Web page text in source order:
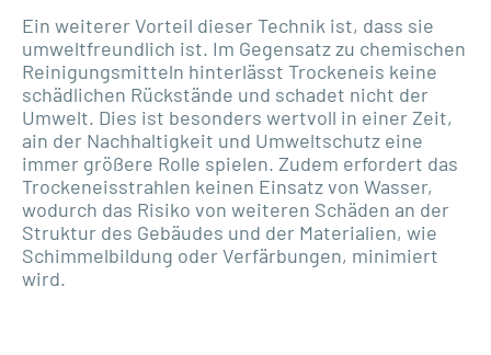
Ein weiterer Vorteil dieser Technik ist, dass sie
umweltfreundlich ist. Im Gegensatz zu chemischen
Reinigungsmitteln hinterlässt Trockeneis keine
schädlichen Rückstände und schadet nicht der
Umwelt. Dies ist besonders wertvoll in einer Zeit,
ain der Nachhaltigkeit und Umweltschutz eine
immer größere Rolle spielen. Zudem erfordert das
Trockeneisstrahlen keinen Einsatz von Wasser,
wodurch das Risiko von weiteren Schäden an der
Struktur des Gebäudes und der Materialien, wie
Schimmelbildung oder Verfärbungen, minimiert
wird.